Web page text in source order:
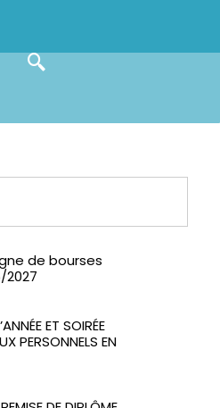
de bourses
2027
ET SOIRÉE
PERSONNELS EN